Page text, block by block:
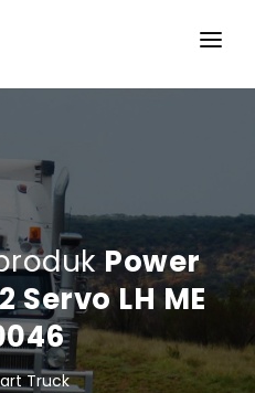
Power
Servo LH ME
Truck